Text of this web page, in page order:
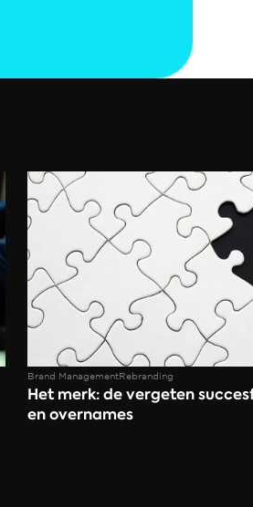
Brand ManagementRebranding
Het merk: de vergeten
en overnames